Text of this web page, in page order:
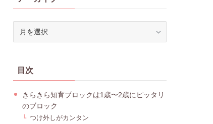
ブ目次
きらきら知育ブロックは1歳〜2歳にピッタリ
のブロック
つけ外しがカンタン